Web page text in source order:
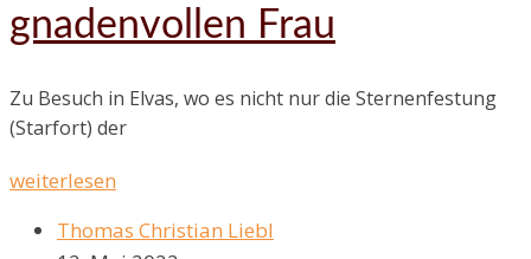
gnadenvollen Frau
Zu Besuch in Elvas, wo es nicht nur die Sternenfestung
(Starfort) der
weiterlesen
Thomas Christian Liebl